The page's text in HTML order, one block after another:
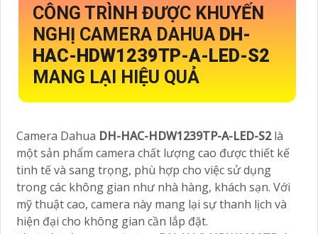
CÔNG TRÌNH ĐƯỢC KHUYẾN
NGHỊ CAMERA DAHUA DH-
HAC-HDW1239TP-A-LED-S2
MANG LẠI HIỆU QUẢ
Camera Dahua DH-HAC-HDW1239TP-A-LED-S2là
một sản phẩm camera chất lượng cao được thiết kế
tinh tế và sang trọng, phù hợp cho việc sử dụng
trong các không gian như nhà hàng, khách sạn. Với
mỹ thuật cao, camera này mang lại sự thanh lịch và
hiện đại cho không gian cần lắp đặt.